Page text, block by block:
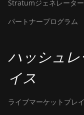
Stratumジェネレーター
パートナープログラム
ハッシュ
イス
ライブマーケットプレ